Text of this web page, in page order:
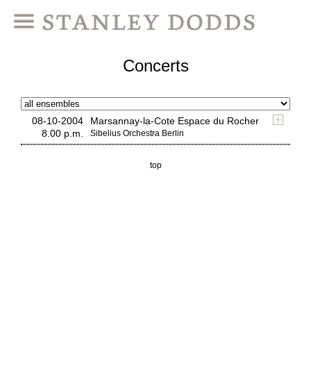
Concerts
08-10-2004
8.00 p.m.
Marsannay-la-Cote Espace du Rocher
Sibelius Orchestra Berlin
top